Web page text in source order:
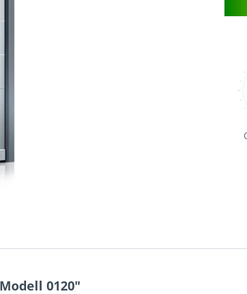
0120"